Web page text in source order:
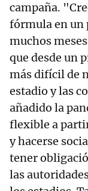
campaña.
fórmula en un
muchos
que desde un
más difícil de
estadio y las
añadido la
flexible a
y hacerse
tener
las